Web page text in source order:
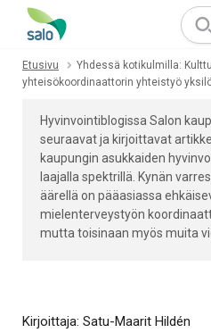
Etusivu
Yhdessä kotikulmilla:
yhteisökoordinaattorin yhteistyö
Hyvinvointiblogissa Salon
seuraavat ja kirjoittavat
kaupungin asukkaiden
laajalla spektrillä. Kynän
äärellä on pääasiassa
mielenterveystyön
mutta toisinaan myös muita
Kirjoittaja: Satu-Maarit Hildén